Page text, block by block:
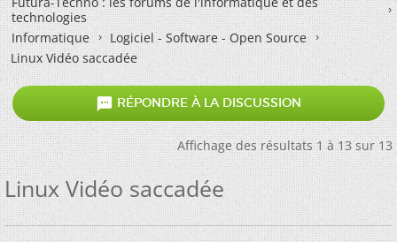
technologies
Informatique
Logiciel - Software - Open Source
Linux Vidéo saccadée
 RÉPONDRE À LA DISCUSSION
Affichage des résultats 1 à 13 sur 13
Linux Vidéo saccadée